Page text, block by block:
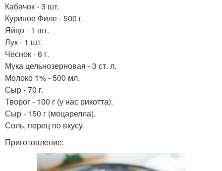
Кабачок - 3 шт.
Куриное Филе - 500 г.
Яйцо - 1 шт.
Лук - 1 шт.
Чеснок - 6 г.
Мука цельнозерновая - 3 ст. л.
Молоко 1% - 500 мл.
Сыр - 70 г.
Творог - 100 г (у нас рикотта).
Сыр - 150 г (моцарелла).
Соль, перец по вкусу.
Приготовление: